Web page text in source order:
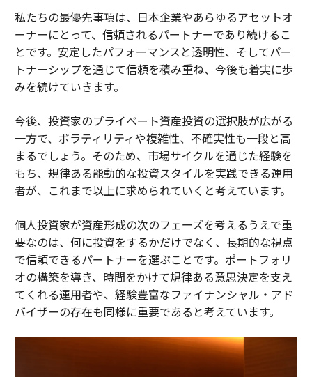
私たちの最優先事項は、日本企業やあらゆるアセットオ
ーナーにとって、信頼されるパートナーであり続けるこ
とです。安定したパフォーマンスと透明性、そしてパー
トナーシップを通じて信頼を積み重ね、今後も着実に歩
みを続けていきます。
今後、投資家のプライベート資産投資の選択肢が広がる
一方で、ボラティリティや複雑性、不確実性も一段と高
まるでしょう。そのため、市場サイクルを通じた経験を
もち、規律ある能動的な投資スタイルを実践できる運用
者が、これまで以上に求められていくと考えています。
個人投資家が資産形成の次のフェーズを考えるうえで重
要なのは、何に投資をするかだけでなく、長期的な視点
で信頼できるパートナーを選ぶことです。ポートフォリ
オの構築を導き、時間をかけて規律ある意思決定を支え
てくれる運用者や、経験豊富なファイナンシャル・アド
バイザーの存在も同様に重要であると考えています。